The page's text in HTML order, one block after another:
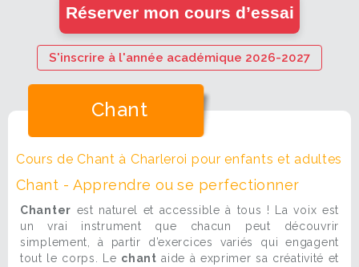
Réserver mon cours d’essai
S'inscrire à l'année académique 2026-2027
Chant
Cours de Chant à Charleroi pour enfants et adultes
Chant - Apprendre ou se perfectionner
Chanter est naturel et accessible à tous ! La voix est
un vrai instrument que chacun peut découvrir
simplement, à partir d’exercices variés qui engagent
tout le corps. Le chant aide à exprimer sa créativité et